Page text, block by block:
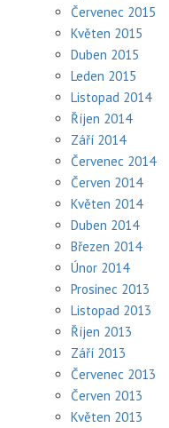
Červenec 2015
Květen 2015
Duben 2015
Leden 2015
Listopad 2014
Říjen 2014
Září 2014
Červenec 2014
Červen 2014
Květen 2014
Duben 2014
Březen 2014
Únor 2014
Prosinec 2013
Listopad 2013
Říjen 2013
Září 2013
Červenec 2013
Červen 2013
Květen 2013